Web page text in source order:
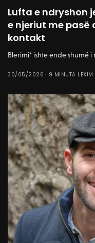
Lufta e ndryshon
e njeriut me pasë
kontakt
Blerimi* ishte ende shumë
30/05/2026 9 MINUTA LEXIM